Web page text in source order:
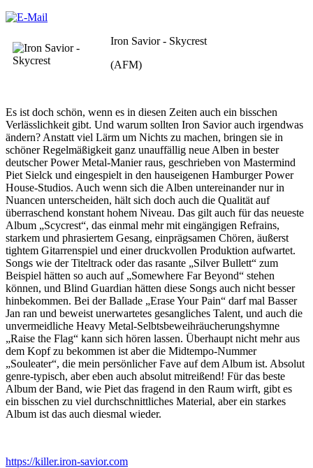
Iron Savior - Skycrest
(AFM)
Es ist doch schön, wenn es in diesen Zeiten auch ein bisschen
Verlässlichkeit gibt. Und warum sollten Iron Savior auch irgendwas
ändern? Anstatt viel Lärm um Nichts zu machen, bringen sie in
schöner Regelmäßigkeit ganz unauffällig neue Alben in bester
deutscher Power Metal-Manier raus, geschrieben von Mastermind
Piet Sielck und eingespielt in den hauseigenen Hamburger Power
House-Studios. Auch wenn sich die Alben untereinander nur in
Nuancen unterscheiden, hält sich doch auch die Qualität auf
überraschend konstant hohem Niveau. Das gilt auch für das neueste
Album „Scycrest“, das einmal mehr mit eingängigen Refrains,
starkem und phrasiertem Gesang, einprägsamen Chören, äußerst
tightem Gitarrenspiel und einer druckvollen Produktion aufwartet.
Songs wie der Titeltrack oder das rasante „Silver Bullett“ zum
Beispiel hätten so auch auf „Somewhere Far Beyond“ stehen
können, und Blind Guardian hätten diese Songs auch nicht besser
hinbekommen. Bei der Ballade „Erase Your Pain“ darf mal Basser
Jan ran und beweist unerwartetes gesangliches Talent, und auch die
unvermeidliche Heavy Metal-Selbtsbeweihräucherungshymne
„Raise the Flag“ kann sich hören lassen. Überhaupt nicht mehr aus
dem Kopf zu bekommen ist aber die Midtempo-Nummer
„Souleater“, die mein persönlicher Fave auf dem Album ist. Absolut
genre-typisch, aber eben auch absolut mitreißend! Für das beste
Album der Band, wie Piet das fragend in den Raum wirft, gibt es
ein bisschen zu viel durchschnittliches Material, aber ein starkes
Album ist das auch diesmal wieder.
https://killer.iron-savior.com